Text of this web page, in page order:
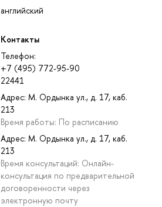
английский
Контакты
Телефон:
+7 (495) 772-95-90
22441
Адрес: М. Ордынка ул., д. 17, каб.
213
Время работы: По расписанию
Адрес: М. Ордынка ул., д. 17, каб.
213
Время консультаций: Онлайн-
консультация по предварительной
договоренности через
электронную почту